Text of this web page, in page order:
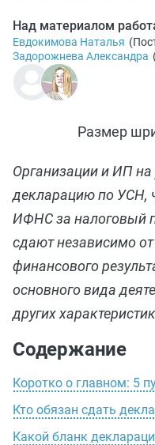
Над материалом
Евдокимова Наталья (
Задорожнева Александра
Размер
Организации и ИП
декларацию по УСН,
ИФНС за налоговый
сдают независимо
финансового
основного вида
других
Содержание
Коротко о главном: 5
Кто обязан сдать
Какой бланк